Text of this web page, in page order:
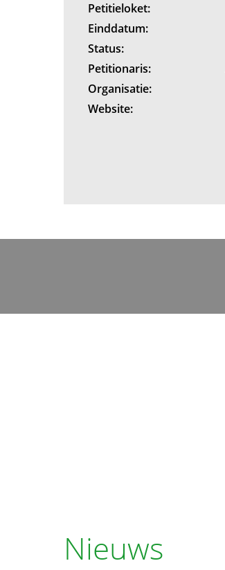
Petitieloket:
Einddatum:
Status:
Petitionaris:
Organisatie:
Website:
Nieuws